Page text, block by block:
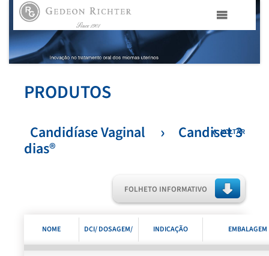
HOME
ÁREAS TERAPÊUTICAS
FAMA
PRODUTOS
Candidíase Vaginal Candiset 3
dias®
VOLTAR
FOLHETO INFORMATIVO
NOME DCI/ DOSAGEM/ INDICAÇÃO EMBALAGEM